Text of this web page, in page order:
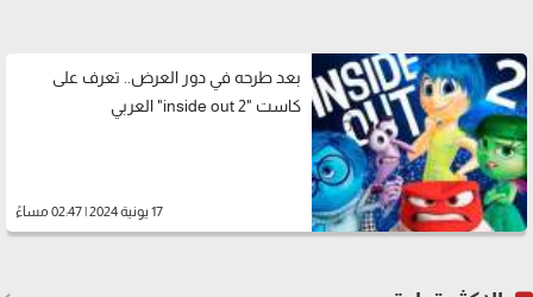
بعد طرحه في دور العرض.. تعرف على
كاست "inside out 2" العربي
17 يونية 2024 | 02:47 مساءً